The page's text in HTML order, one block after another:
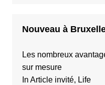
Nouveau à
Les nombreux
sur mesure
In Article invité, Life